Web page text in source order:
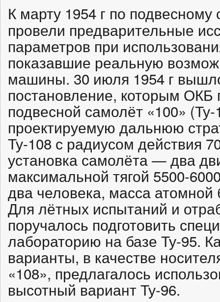
К марту 1954 г по
провели предварительные
параметров при
показавшие реальную
машины. 30 июля 1954 г
постановление, которым ОКБ
подвесной самолёт «100»
проектируемую дальнюю
Ту-108 с радиусом действия
установка самолёта — два
максимальной тягой 5500-
два человека, масса
Для лётных испытаний и
поручалось подготовить
лабораторию на базе Ту-95.
варианты, в качестве
«108», предлагалось
высотный вариант Ту-96.